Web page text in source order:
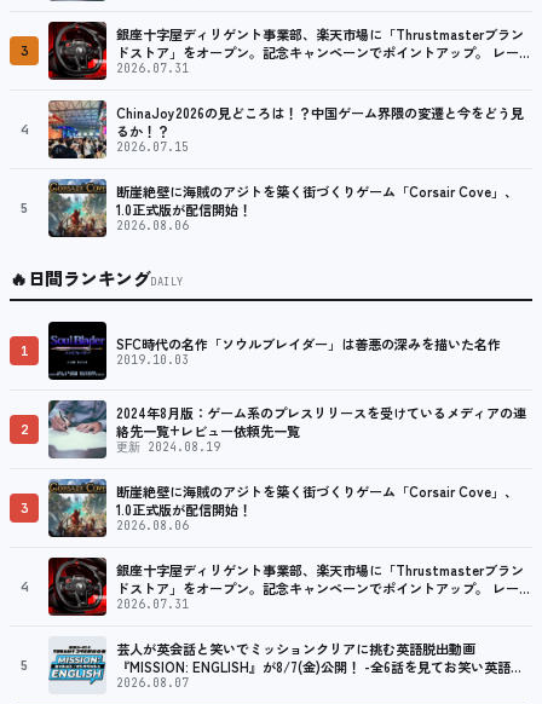
3
銀座十字屋ディリゲント事業部、楽天市場に「Thrustmasterブラン
ドストア」をオープン。記念キャンペーンでポイントアップ。 レーシ
ング／フライトシム向けコントローラーを中心に、幅広くラインナッ
2026.07.31
4
ChinaJoy2026の見どころは！？中国ゲーム界隈の変遷と今をどう見
るか！？
2026.07.15
5
断崖絶壁に海賊のアジトを築く街づくりゲーム「Corsair Cove」、
1.0正式版が配信開始！
2026.08.06
🔥日間ランキングDAILY
1 SFC時代の名作「ソウルブレイダー」は善悪の深みを描いた名作
2019.10.03
2
2024年8月版：ゲーム系のプレスリリースを受けているメディアの連
絡先一覧+レビュー依頼先一覧
更新 2024.08.19
3
断崖絶壁に海賊のアジトを築く街づくりゲーム「Corsair Cove」、
1.0正式版が配信開始！
2026.08.06
4
銀座十字屋ディリゲント事業部、楽天市場に「Thrustmasterブラン
ドストア」をオープン。記念キャンペーンでポイントアップ。 レーシ
ング／フライトシム向けコントローラーを中心に、幅広くラインナッ
2026.07.31
5
芸人が英会話と笑いでミッションクリアに挑む英語脱出動画
『MISSION: ENGLISH』が8/7(金)公開！ -全6話を見てお笑い英語ラ
イブ券が当たるXキャンペーンも開催！-
2026.08.07